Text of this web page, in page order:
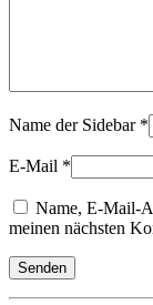
Name der Sidebar *
E-Mail *
Name, E-Mail-
meinen nächsten